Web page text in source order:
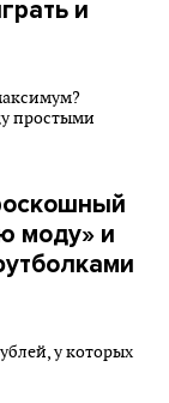
и
моду» и